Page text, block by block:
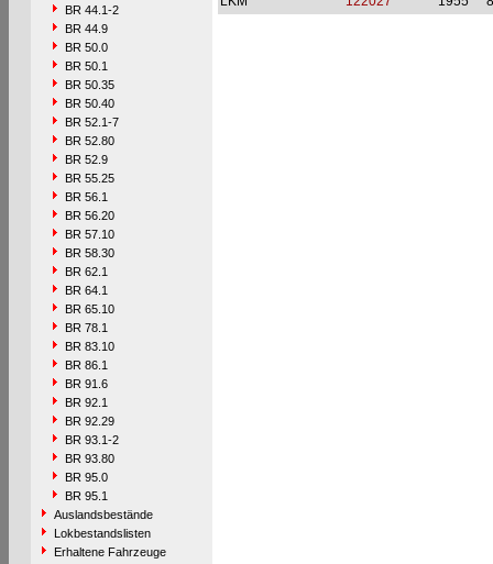
BR 44.1-2
BR 44.9
BR 50.0
BR 50.1
BR 50.35
BR 50.40
BR 52.1-7
BR 52.80
BR 52.9
BR 55.25
BR 56.1
BR 56.20
BR 57.10
BR 58.30
BR 62.1
BR 64.1
BR 65.10
BR 78.1
BR 83.10
BR 86.1
BR 91.6
BR 92.1
BR 92.29
BR 93.1-2
BR 93.80
BR 95.0
BR 95.1
Auslandsbestände
Lokbestandslisten
Erhaltene Fahrzeuge